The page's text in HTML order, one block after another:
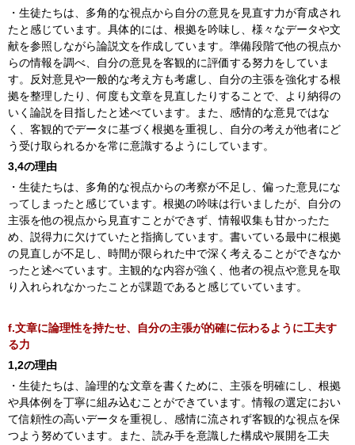
・生徒たちは、多角的な視点から自分の意見を見直す力が育成され
たと感じています。具体的には、根拠を吟味し、様々なデータや文
献を参照しながら論説文を作成しています。準備段階で他の視点か
らの情報を調べ、自分の意見を客観的に評価する努力をしていま
す。反対意見や一般的な考え方も考慮し、自分の主張を強化する根
拠を整理したり、何度も文章を見直したりすることで、より納得の
いく論説を目指したと述べています。また、感情的な意見ではな
く、客観的でデータに基づく根拠を重視し、自分の考えが他者にど
う受け取られるかを常に意識するようにしています。
3,4の理由
・生徒たちは、多角的な視点からの考察が不足し、偏った意見にな
ってしまったと感じています。根拠の吟味は行いましたが、自分の
主張を他の視点から見直すことができず、情報収集も甘かったた
め、説得力に欠けていたと指摘しています。書いている最中に根拠
の見直しが不足し、時間が限られた中で深く考えることができなか
ったと述べています。主観的な内容が強く、他者の視点や意見を取
り入れられなかったことが課題であると感じていています。
f.文章に論理性を持たせ、自分の主張が的確に伝わるように工夫す
る力
1,2の理由
・生徒たちは、論理的な文章を書くために、主張を明確にし、根拠
や具体例を丁寧に組み込むことができています。情報の選定におい
て信頼性の高いデータを重視し、感情に流されず客観的な視点を保
つよう努めています。また、読み手を意識した構成や展開を工夫